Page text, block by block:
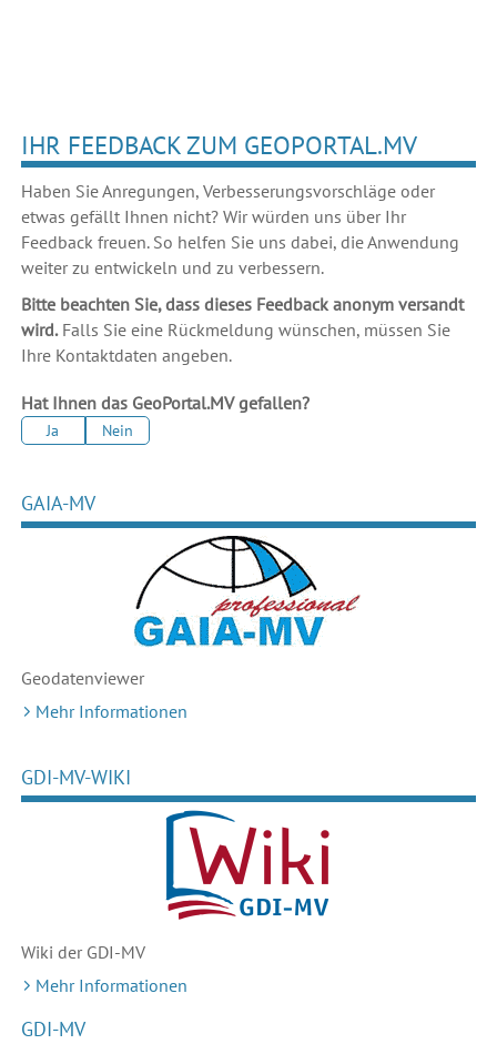
IHR FEEDBACK ZUM GEOPORTAL.MV
Haben Sie Anregungen, Verbesserungsvorschläge oder
etwas gefällt Ihnen nicht? Wir würden uns über Ihr
Feedback freuen. So helfen Sie uns dabei, die Anwendung
weiter zu entwickeln und zu verbessern.
Bitte beachten Sie, dass dieses Feedback anonym versandt
wird.Falls Sie eine Rückmeldung wünschen, müssen Sie
Ihre Kontaktdaten angeben.
Hat Ihnen das GeoPortal.MV gefallen?
Ja Nein
GAIA-MV
Geodatenviewer
Mehr Informationen
GDI-MV-WIKI
Wiki der GDI-MV
Mehr Informationen
GDI-MV